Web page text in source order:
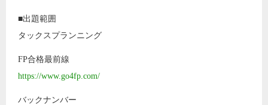
■出題範囲
タックスプランニング
FP合格最前線
https://www.go4fp.com/
バックナンバー